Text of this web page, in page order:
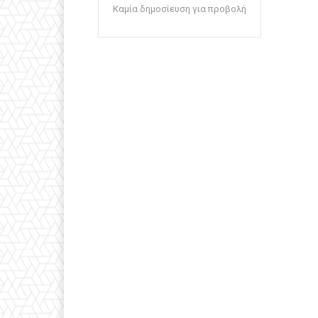
Καμία δημοσίευση για προβολή